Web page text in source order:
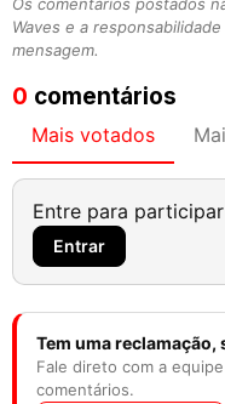
Waves e a
mensagem.
0 comentários
Mais votados
Entre para
Entrar
Tem uma
Fale direto com a
comentários.